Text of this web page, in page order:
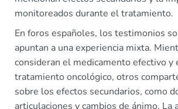
monitoreados durante el tratamiento.
En foros españoles, los testimonios
apuntan a una experiencia mixta.
consideran el medicamento efectivo y
tratamiento oncológico, otros
sobre los efectos secundarios, como
articulaciones y cambios de ánimo. La